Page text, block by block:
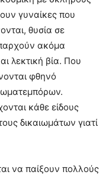
γυναίκες που
θυσία σε
ακόμα
λεκτική βία. Που
φθηνό
κάθε είδους
δικαιωμάτων γιατί
να παίξουν πολλούς